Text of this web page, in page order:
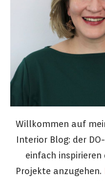
Willkommen auf
Interior Blog: der
einfach inspirieren
Projekte anzugehen.